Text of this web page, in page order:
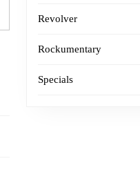
Revolver
Rockumentary
Specials